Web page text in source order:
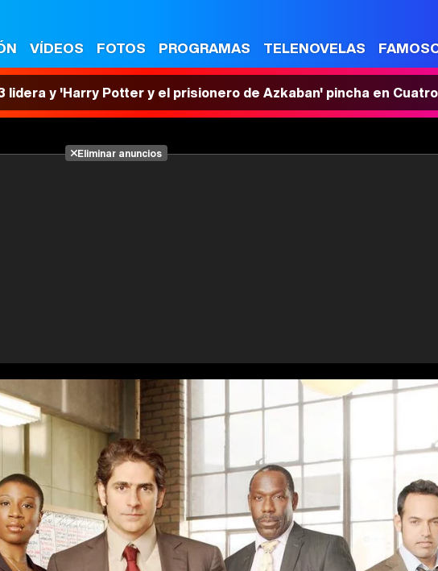
VÍDEOS FOTOS PROGRAMAS TELENOVELAS
y 'Harry Potter y el prisionero de Azkaban' pincha en Cuatro
Eliminar anuncios